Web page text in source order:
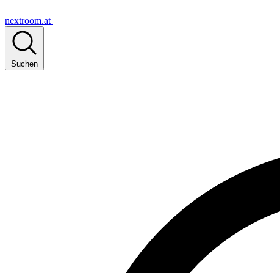
nextroom.at
Suchen